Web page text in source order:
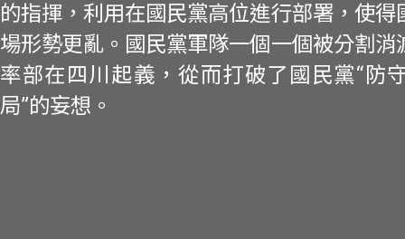
的指揮，利用在國民黨高位進行部署，使得
場形勢更亂。國民黨軍隊一個一個被分割消
率部在四川起義，從而打破了國民黨“防
局”的妄想。